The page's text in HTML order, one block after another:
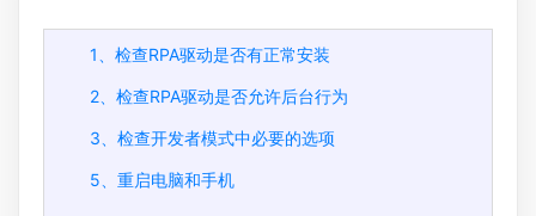
1、检查RPA驱动是否有正常安装
2、检查RPA驱动是否允许后台行为
3、检查开发者模式中必要的选项
5、重启电脑和手机